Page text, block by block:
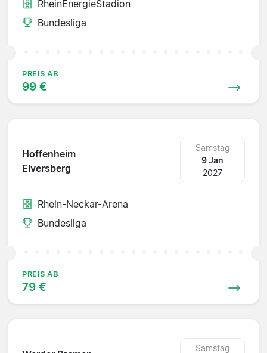
RheinEnergieStadion
Bundesliga
PREIS AB
99 €
Hoffenheim
Elversberg
Samstag
9 Jan
2027
Rhein-Neckar-Arena
Bundesliga
PREIS AB
79 €
Samstag